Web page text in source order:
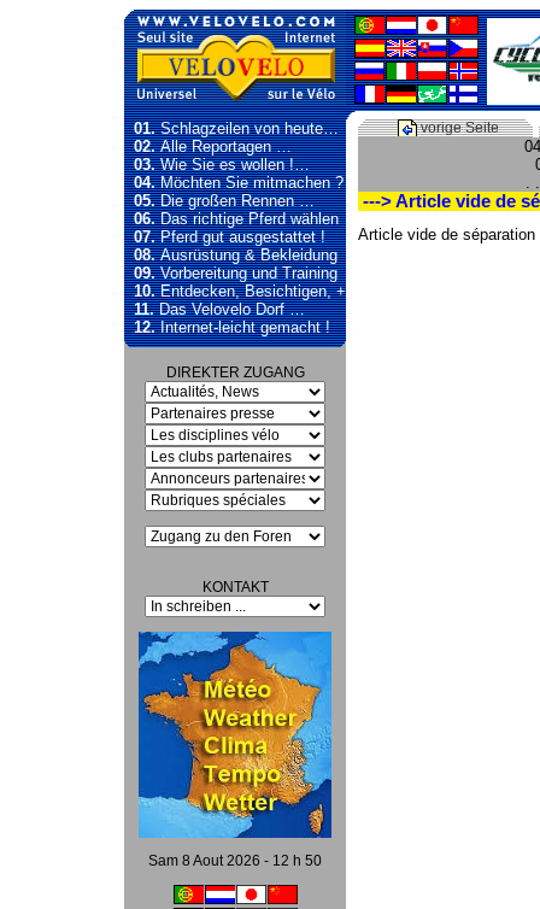
01.Schlagzeilen von heute…
02.Alle Reportagen …
03.Wie Sie es wollen !…
04.Möchten Sie mitmachen ?
05.Die großen Rennen …
06.Das richtige Pferd wählen
07.Pferd gut ausgestattet !
08.Ausrüstung & Bekleidung
09.Vorbereitung und Training
10.Entdecken, Besichtigen, +
11.Das Velovelo Dorf …
12.Internet-leicht gemacht !
DIREKTER ZUGANG
KONTAKT
Sam 8 Aout 2026 - 12 h 50
vorige Seite
.
---> Article vide de
Article vide de séparation